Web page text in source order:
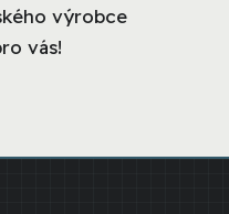
výrobce
vás!